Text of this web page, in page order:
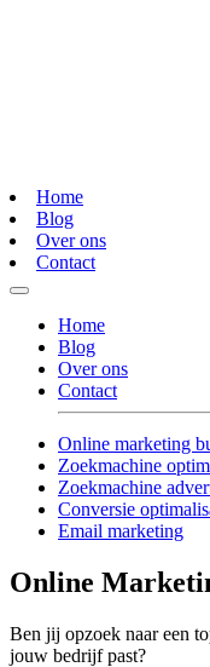
Home
Blog
Over ons
Contact
Home
Blog
Over ons
Contact
Online marketing
Zoekmachine
Zoekmachine
Conversie
Email marketing
Online
Ben jij opzoek naar een
jouw bedrijf past?